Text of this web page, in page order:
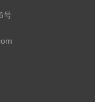
号